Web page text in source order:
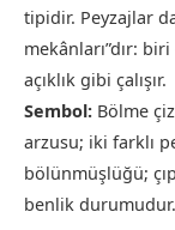
tipidir. Peyzajlar
mekânları”dır:
açıklık gibi çalışır.
Sembol: Bölme
arzusu; iki farklı
bölünmüşlüğü;
benlik durumudur.